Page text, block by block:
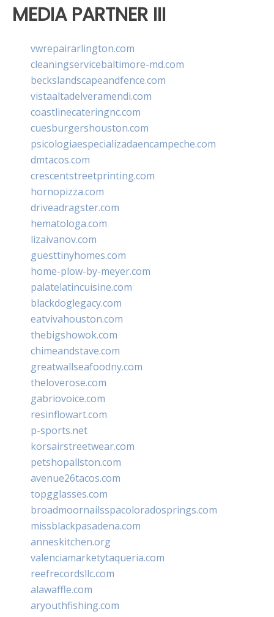
MEDIA PARTNER III
vwrepairarlington.com
cleaningservicebaltimore-md.com
beckslandscapeandfence.com
vistaaltadelveramendi.com
coastlinecateringnc.com
cuesburgershouston.com
psicologiaespecializadaencampeche.com
dmtacos.com
crescentstreetprinting.com
hornopizza.com
driveadragster.com
hematologa.com
lizaivanov.com
guesttinyhomes.com
home-plow-by-meyer.com
palatelatincuisine.com
blackdoglegacy.com
eatvivahouston.com
thebigshowok.com
chimeandstave.com
greatwallseafoodny.com
theloverose.com
gabriovoice.com
resinflowart.com
p-sports.net
korsairstreetwear.com
petshopallston.com
avenue26tacos.com
topgglasses.com
broadmoornailsspacoloradosprings.com
missblackpasadena.com
anneskitchen.org
valenciamarketytaqueria.com
reefrecordsllc.com
alawaffle.com
aryouthfishing.com